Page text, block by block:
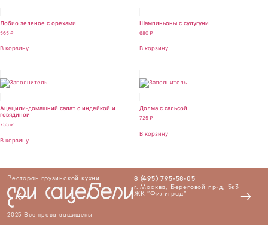
Лобио зеленое с орехами
565 ₽
В корзину
Шампиньоны с сулугуни
680 ₽
В корзину
Ацецили-домашний салат с индейкой и
говядиной
755 ₽
В корзину
Долма с сальсой
725 ₽
В корзину
Ресторан грузинской кухни
2025 Все права защищены
8 (495) 795-58-05
г. Москва, Береговой пр-д, 5к3
ЖК “Филиград”